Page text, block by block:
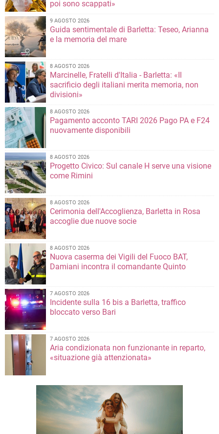
poi sono scappati»
9 AGOSTO 2026
Guida sentimentale di Barletta: Teseo, Arianna
e la memoria del mare
8 AGOSTO 2026
Marcinelle, Fratelli d'Italia - Barletta: «Il
sacrificio degli italiani merita memoria, non
divisioni»
8 AGOSTO 2026
Pagamento acconto TARI 2026 Pago PA e F24
nuovamente disponibili
8 AGOSTO 2026
Progetto Civico: Sul canale H serve una visione
come Rimini
8 AGOSTO 2026
Cerimonia dell'Accoglienza, Barletta in Rosa
accoglie due nuove socie
8 AGOSTO 2026
Nuova caserma dei Vigili del Fuoco BAT,
Damiani incontra il comandante Quinto
7 AGOSTO 2026
Incidente sulla 16 bis a Barletta, traffico
bloccato verso Bari
7 AGOSTO 2026
Aria condizionata non funzionante in reparto,
«situazione già attenzionata»